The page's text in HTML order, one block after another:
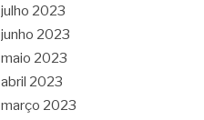
julho 2023
junho 2023
maio 2023
abril 2023
março 2023